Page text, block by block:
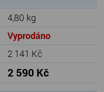
4,80 kg
Vyprodáno
2 141 Kč
2 590 Kč